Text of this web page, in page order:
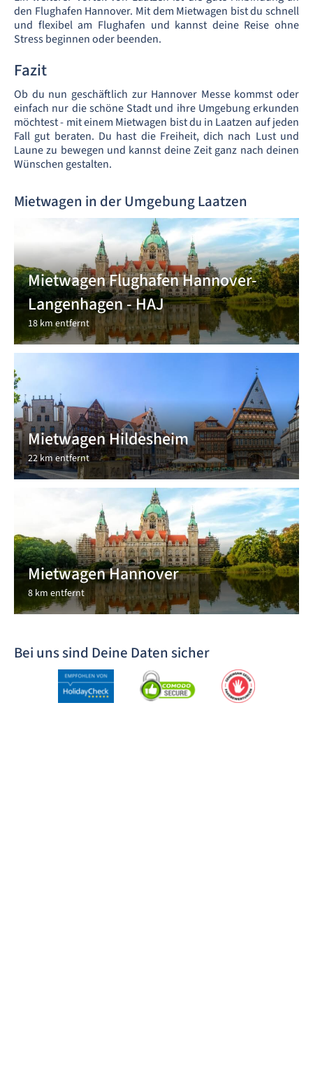
den Flughafen Hannover. Mit dem Mietwagen bist du schnell
und flexibel am Flughafen und kannst deine Reise ohne
Stress beginnen oder beenden.
Fazit
Ob du nun geschäftlich zur Hannover Messe kommst oder
einfach nur die schöne Stadt und ihre Umgebung erkunden
möchtest - mit einem Mietwagen bist du in Laatzen auf jeden
Fall gut beraten. Du hast die Freiheit, dich nach Lust und
Laune zu bewegen und kannst deine Zeit ganz nach deinen
Wünschen gestalten.
Mietwagen in der Umgebung Laatzen
Mietwagen Flughafen Hannover-
Langenhagen - HAJ
18 km entfernt
Mietwagen Hildesheim
22 km entfernt
Mietwagen Hannover
8 km entfernt
Bei uns sind Deine Daten sicher